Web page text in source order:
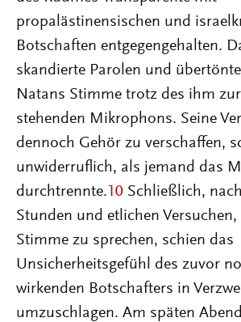
propalästinensischen und
Botschaften entgegengehalten.
skandierte Parolen und
Natans Stimme trotz des ihm
stehenden Mikrophons. Seine
dennoch Gehör zu verschaffen,
unwiderruflich, als jemand das
durchtrennte. 10 Schließlich,
Stunden und etlichen
Stimme zu sprechen, schien das
Unsicherheitsgefühl des zuvor
wirkenden Botschafters in
umzuschlagen. Am späten